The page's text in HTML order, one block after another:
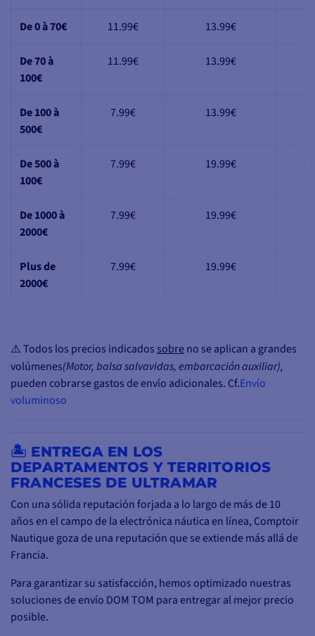
De 0 à 70€ 11.99€ 13.99€
De 70 à
100€
11.99€ 13.99€
De 100 à
500€
7.99€ 13.99€
De 500 à
100€
7.99€ 19.99€
De 1000 à
2000€
7.99€ 19.99€
Plus de
2000€
7.99€ 19.99€
⚠️ Todos los precios indicados sobreno se aplican a grandes
volúmenes(Motor, balsa salvavidas, embarcación auxiliar),
pueden cobrarse gastos de envío adicionales. Cf.Envío
voluminoso
🏝️ ENTREGA EN LOS
DEPARTAMENTOS Y TERRITORIOS
FRANCESES DE ULTRAMAR
Con una sólida reputación forjada a lo largo de más de 10
años en el campo de la electrónica náutica en línea, Comptoir
Nautique goza de una reputación que se extiende más allá de
Francia.
Para garantizar su satisfacción, hemos optimizado nuestras
soluciones de envío DOM TOM para entregar al mejor precio
posible.